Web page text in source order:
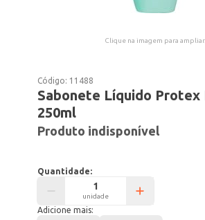
Clique na imagem para ampliar.
Código: 11488
Sabonete Líquido Protex
250ml
Produto indisponível
Quantidade:
unidade
Adicione mais: